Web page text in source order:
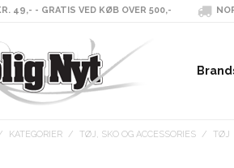
49,- - GRATIS VED KØB OVER 500,-
KATEGORIER / TØJ, SKO OG ACCESSORIES / TØJ